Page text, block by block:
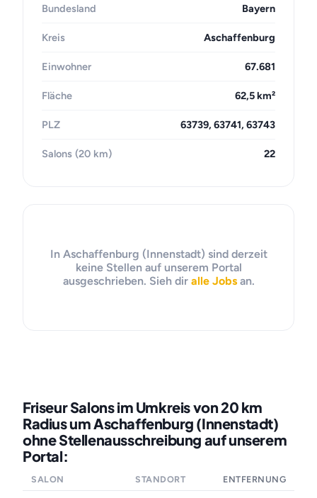
Bundesland Bayern
Kreis Aschaffenburg
Einwohner 67.681
Fläche 62,5 km²
PLZ 63739, 63741, 63743
Salons (20 km) 22
In Aschaffenburg (Innenstadt) sind derzeit
keine Stellen auf unserem Portal
ausgeschrieben. Sieh dir alle Jobsan.
Friseur Salons im Umkreis von 20 km
Radius um Aschaffenburg (Innenstadt)
ohne Stellenausschreibung auf unserem
Portal:
SALON STANDORT ENTFERNUNG